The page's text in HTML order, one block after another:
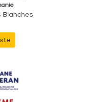
Blanches